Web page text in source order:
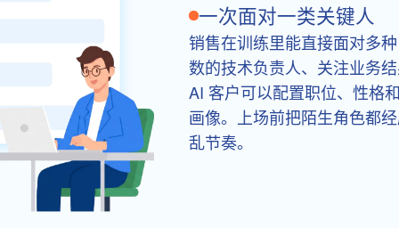
一次面对一类关键人
销售在训练里能直接面对多
数的技术负责人、关注业务
AI 客户可以配置职位、性格
画像。上场前把陌生角色都
乱节奏。